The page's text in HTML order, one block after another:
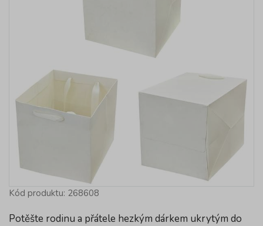
Kód produktu: 268608
Potěšte rodinu a přátele hezkým dárkem ukrytým do